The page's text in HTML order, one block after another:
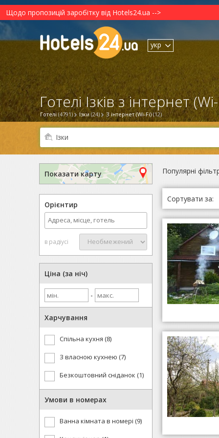
Щодо пропозицій заробітку від Hotels24.ua -->
укр
Готелі (4791) Ізки (24) З інтернет (Wi-Fi) (12)
Готелі Ізків з інтернет
Показати карту
Орієнтир
в радіусі
Ціна (за ніч)
-
Харчування
Спільна кухня (8)
З власною кухнею (7)
Безкоштовний сніданок (1)
Умови в номерах
Ванна кімната в номері (9)
Популярні
Сортувати за: